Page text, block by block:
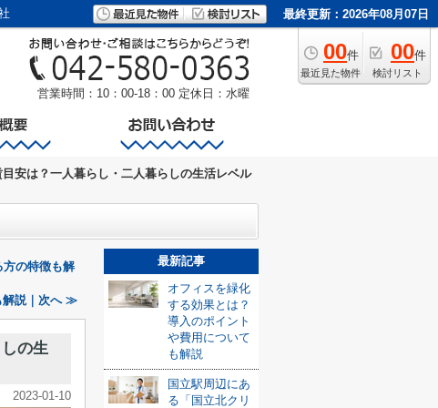
最終更新：2026年08月07日
00件
最近見た物件
00件
検討リスト
営業時間：10：00-18：00 定休日：水曜
安は？一人暮らし・二人暮らしの生活レベル
の特徴も解
解説｜次へ ≫
の生
2023-01-10
最新記事
オフィスを緑化
する効果とは？
導入のポイント
や費用について
も解説
国立駅周辺にあ
る「国立北クリ